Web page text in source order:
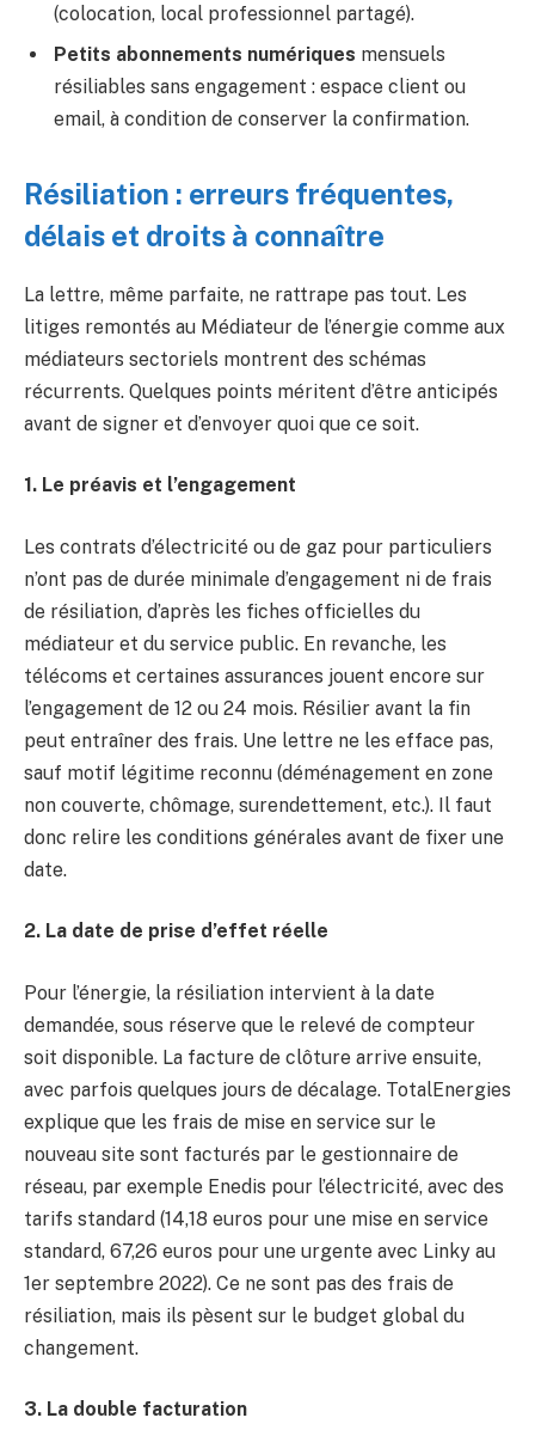
(colocation, local professionnel partagé).
Petits abonnements numériques mensuels
résiliables sans engagement : espace client ou
email, à condition de conserver la confirmation.
Résiliation : erreurs fréquentes,
délais et droits à connaître
La lettre, même parfaite, ne rattrape pas tout. Les
litiges remontés au Médiateur de l’énergie comme aux
médiateurs sectoriels montrent des schémas
récurrents. Quelques points méritent d’être anticipés
avant de signer et d’envoyer quoi que ce soit.
1. Le préavis et l’engagement
Les contrats d’électricité ou de gaz pour particuliers
n’ont pas de durée minimale d’engagement ni de frais
de résiliation, d’après les fiches officielles du
médiateur et du service public. En revanche, les
télécoms et certaines assurances jouent encore sur
l’engagement de 12 ou 24 mois. Résilier avant la fin
peut entraîner des frais. Une lettre ne les efface pas,
sauf motif légitime reconnu (déménagement en zone
non couverte, chômage, surendettement, etc.). Il faut
donc relire les conditions générales avant de fixer une
date.
2. La date de prise d’effet réelle
Pour l’énergie, la résiliation intervient à la date
demandée, sous réserve que le relevé de compteur
soit disponible. La facture de clôture arrive ensuite,
avec parfois quelques jours de décalage. TotalEnergies
explique que les frais de mise en service sur le
nouveau site sont facturés par le gestionnaire de
réseau, par exemple Enedis pour l’électricité, avec des
tarifs standard (14,18 euros pour une mise en service
standard, 67,26 euros pour une urgente avec Linky au
1er septembre 2022). Ce ne sont pas des frais de
résiliation, mais ils pèsent sur le budget global du
changement.
3. La double facturation